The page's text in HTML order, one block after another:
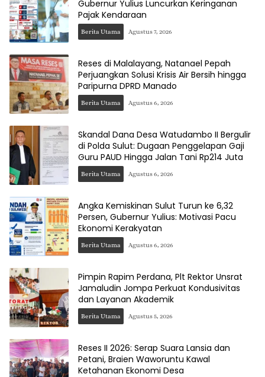
Gubernur Yulius Luncurkan Keringanan
Pajak Kendaraan
Berita Utama Agustus 7, 2026
Reses di Malalayang, Natanael Pepah
Perjuangkan Solusi Krisis Air Bersih hingga
Paripurna DPRD Manado
Berita Utama Agustus 6, 2026
Skandal Dana Desa Watudambo II Bergulir
di Polda Sulut: Dugaan Penggelapan Gaji
Guru PAUD Hingga Jalan Tani Rp214 Juta
Berita Utama Agustus 6, 2026
Angka Kemiskinan Sulut Turun ke 6,32
Persen, Gubernur Yulius: Motivasi Pacu
Ekonomi Kerakyatan
Berita Utama Agustus 6, 2026
Pimpin Rapim Perdana, Plt Rektor Unsrat
Jamaludin Jompa Perkuat Kondusivitas
dan Layanan Akademik
Berita Utama Agustus 5, 2026
Reses II 2026: Serap Suara Lansia dan
Petani, Braien Waworuntu Kawal
Ketahanan Ekonomi Desa